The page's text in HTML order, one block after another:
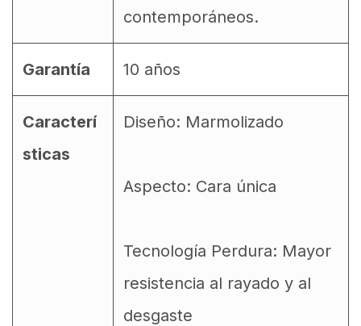
contemporáneos.
Garantía 10 años
Caracterí
sticas
Diseño: Marmolizado
Aspecto: Cara única
Tecnología Perdura: Mayor
resistencia al rayado y al
desgaste